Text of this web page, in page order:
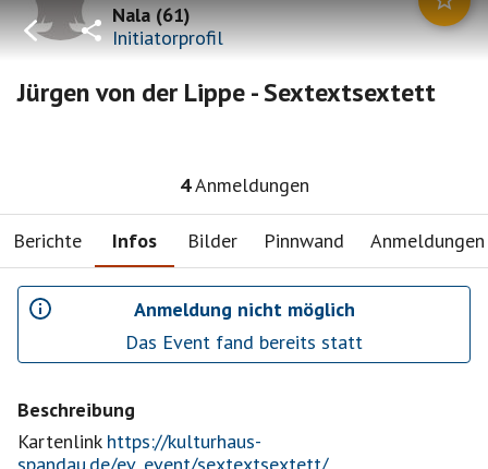
Nala(61)
Initiatorprofil
Jürgen von der Lippe - Sextextsextett
4Anmeldungen
Berichte Infos Bilder Pinnwand Anmeldungen
Anmeldung nicht möglich
Das Event fand bereits statt
Beschreibung
Kartenlink https://kulturhaus-